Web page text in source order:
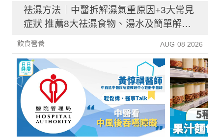
祛濕方法｜中醫拆解濕氣重原因+3大常見
症狀 推薦8大祛濕食物、湯水及簡單解決
方法！
飲食營養 AUG 08 2026